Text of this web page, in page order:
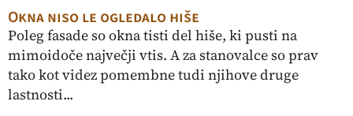
Okna niso le ogledalo hiše
Poleg fasade so okna tisti del hiše, ki pusti na
mimoidoče največji vtis. A za stanovalce so prav
tako kot videz pomembne tudi njihove druge
lastnosti...